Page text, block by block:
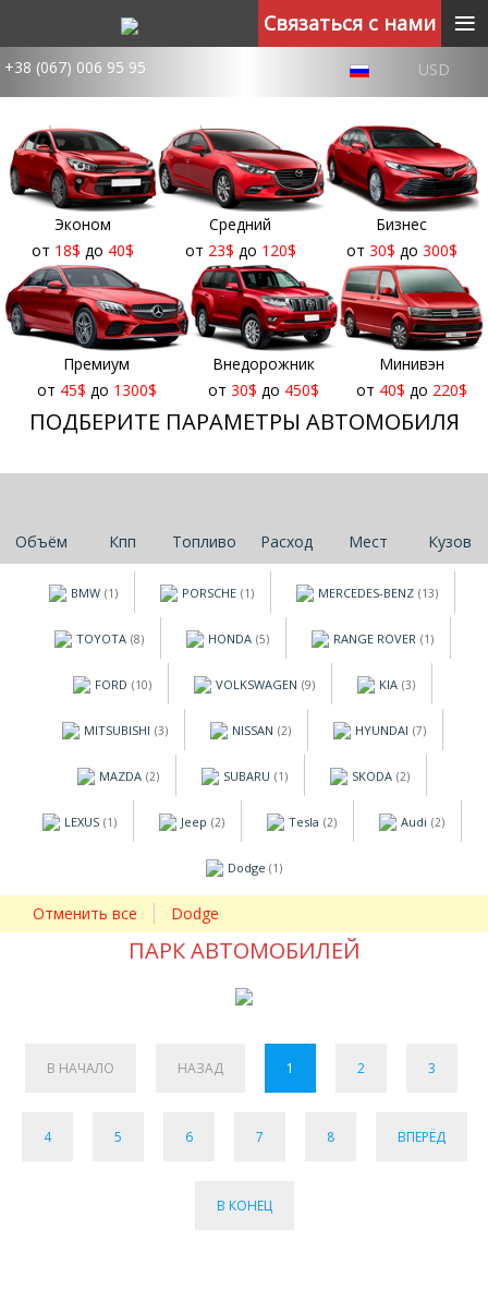
+38 (067) 006 95 95 USD
Эконом
от 18$ до 40$
Средний
от 23$ до 120$
Бизнес
от 30$ до 300$
Премиум
от 45$ до 1300$
Внедорожник
от30$ до 450$
Минивэн
от 40$ до 220$
ПОДБЕРИТЕ ПАРАМЕТРЫ АВТОМОБИЛЯ
Объём Кпп Топливо Расход Мест Кузов
BMW (1) PORSCHE (1) MERCEDES-BENZ (13)
TOYOTA (8) HONDA (5) RANGE ROVER (1)
FORD (10) VOLKSWAGEN (9) KIA (3)
MITSUBISHI (3) NISSAN (2) HYUNDAI (7)
MAZDA (2) SUBARU (1) SKODA (2)
LEXUS (1) Jeep (2) Tesla (2) Audi (2)
Dodge (1)
Отменить все Dodge
ПАРК АВТОМОБИЛЕЙ
В НАЧАЛО НАЗАД 1 2 3
4 5 6 7 8 ВПЕРЁД
В КОНЕЦ
Связаться с нами ≡